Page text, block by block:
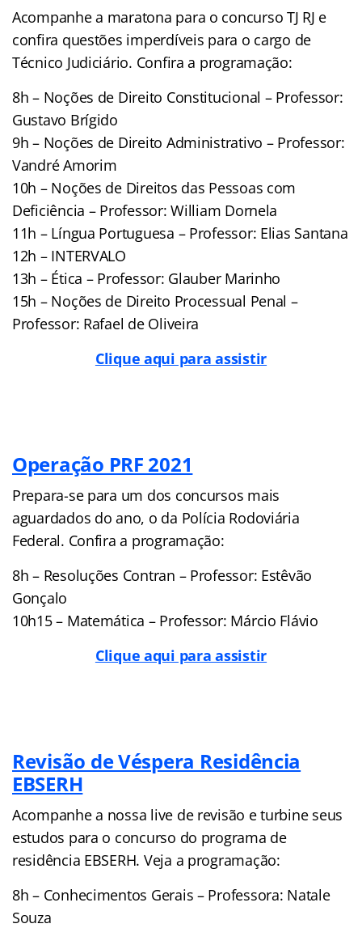
Acompanhe a maratona para o concurso TJ RJ e
confira questões imperdíveis para o cargo de
Técnico Judiciário. Confira a programação:
8h – Noções de Direito Constitucional – Professor:
Gustavo Brígido
9h – Noções de Direito Administrativo – Professor:
Vandré Amorim
10h – Noções de Direitos das Pessoas com
Deficiência – Professor: William Dornela
11h – Língua Portuguesa – Professor: Elias Santana
12h – INTERVALO
13h – Ética – Professor: Glauber Marinho
15h – Noções de Direito Processual Penal –
Professor: Rafael de Oliveira
Clique aqui para assistir
Operação PRF 2021
Prepara-se para um dos concursos mais
aguardados do ano, o da Polícia Rodoviária
Federal. Confira a programação:
8h – Resoluções Contran – Professor: Estêvão
Gonçalo
10h15 – Matemática – Professor: Márcio Flávio
Clique aqui para assistir
Revisão de Véspera Residência
EBSERH
Acompanhe a nossa live de revisão e turbine seus
estudos para o concurso do programa de
residência EBSERH. Veja a programação:
8h – Conhecimentos Gerais – Professora: Natale
Souza